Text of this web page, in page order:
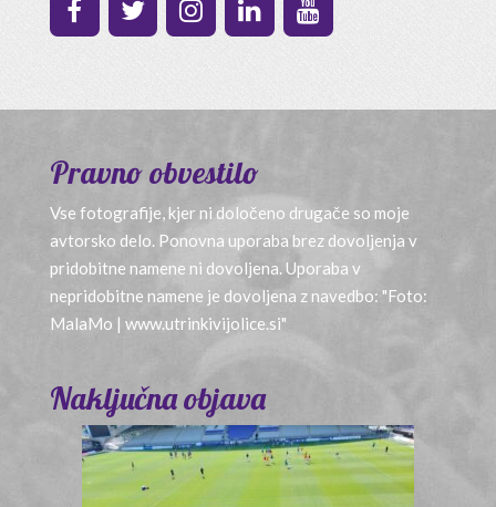
Pravno obvestilo
Vse fotografije, kjer ni določeno drugače so moje
avtorsko delo. Ponovna uporaba brez dovoljenja v
pridobitne namene ni dovoljena. Uporaba v
nepridobitne namene je dovoljena z navedbo: "Foto:
MalaMo | www.utrinkivijolice.si"
Naključna objava